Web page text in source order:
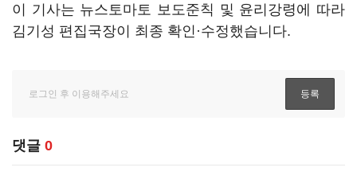
이 기사는 뉴스토마토 보도준칙 및 윤리강령에 따라
김기성 편집국장이 최종 확인·수정했습니다.
댓글 0